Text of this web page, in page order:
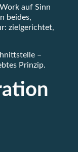
auf Sinn
beides,
zielgerichtet,
–
Prinzip.